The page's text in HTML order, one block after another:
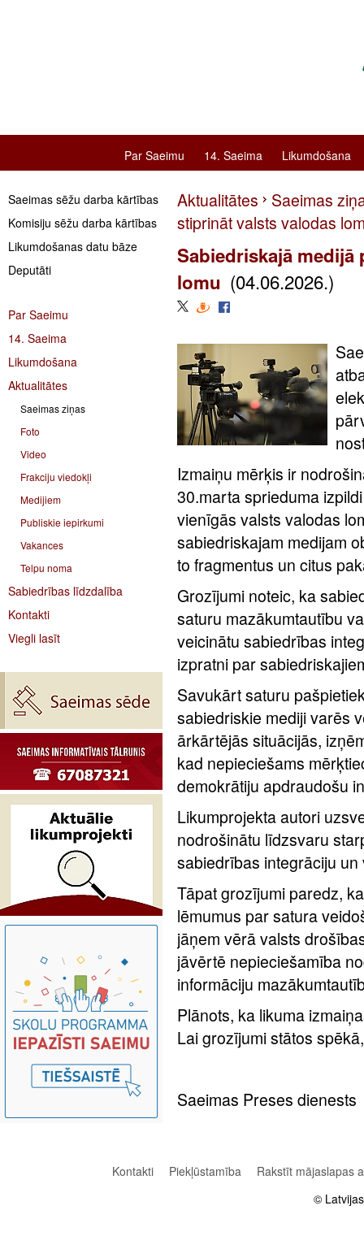
Par Saeimu 14. Saeima Likumdošana
Saeimas sēžu darba kārtības
Komisiju sēžu darba kārtības
Likumdošanas datu bāze
Deputāti
Par Saeimu
14. Saeima
Likumdošana
Aktualitātes
Saeimas ziņas
Foto
Video
Frakciju viedokļi
Medijiem
Publiskie iepirkumi
Vakances
Telpu noma
Sabiedrības līdzdalība
Kontakti
Viegli lasīt
Aktualitātes
Saeimas
stiprināt valsts valodas
Sabiedriskajā
lomu (04.06.2026.)
Izmaiņu mērķis ir
30.marta sprieduma
vienīgās valsts valodas
sabiedriskajam medijam
to fragmentus un citus
Grozījumi noteic, ka
saturu mazākumtautību
veicinātu sabiedrības
izpratni par
Savukārt saturu
sabiedriskie mediji varēs
ārkārtējās situācijās,
kad nepieciešams
demokrātiju apdraudošu
Likumprojekta autori
nodrošinātu līdzsvaru
sabiedrības integrāciju
Tāpat grozījumi paredz,
lēmumus par satura
jāņem vērā valsts
jāvērtē nepieciešamība
informāciju
Plānots, ka likuma
Lai grozījumi stātos
Saeimas Preses dienests
Kontakti Piekļūstamība
Rakstīt mājaslapas
©